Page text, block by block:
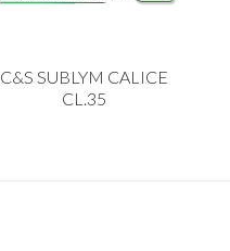
C&S SUBLYM CALICE
CL.35